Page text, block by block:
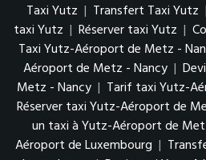
Taxi Yutz | Transfert Taxi Yutz |
taxi Yutz | Réserver taxi Yutz |
Taxi Yutz-Aéroport de Metz -
Aéroport de Metz - Nancy |
Metz - Nancy | Tarif taxi Yutz-
Réserver taxi Yutz-Aéroport de
un taxi à Yutz-Aéroport de
Aéroport de Luxembourg |